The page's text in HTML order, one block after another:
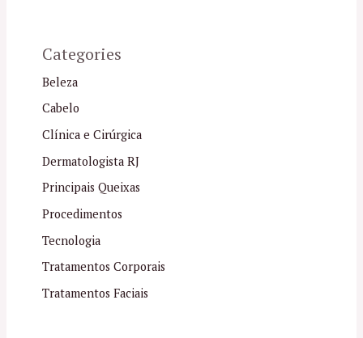
Categories
Beleza
Cabelo
Clínica e Cirúrgica
Dermatologista RJ
Principais Queixas
Procedimentos
Tecnologia
Tratamentos Corporais
Tratamentos Faciais